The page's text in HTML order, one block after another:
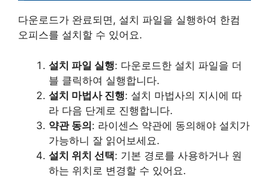
다운로드가 완료되면, 설치 파일을 실행하여 한컴
오피스를 설치할 수 있어요.
설치 파일 실행: 다운로드한 설치 파일을 더
블 클릭하여 실행합니다.
설치 마법사 진행: 설치 마법사의 지시에 따
라 다음 단계로 진행합니다.
약관 동의: 라이센스 약관에 동의해야 설치가
가능하니 잘 읽어보세요.
설치 위치 선택: 기본 경로를 사용하거나 원
하는 위치로 변경할 수 있어요.